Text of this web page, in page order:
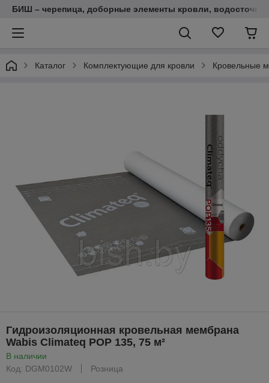
БИШ – черепица, доборные элементы кровли,
Каталог Комплектующие для кровли Кровельные
Гидроизоляционная кровельная мембрана
Wabis Climateq POP 135, 75 м²
В наличии
Код: DGM0102W
Розница